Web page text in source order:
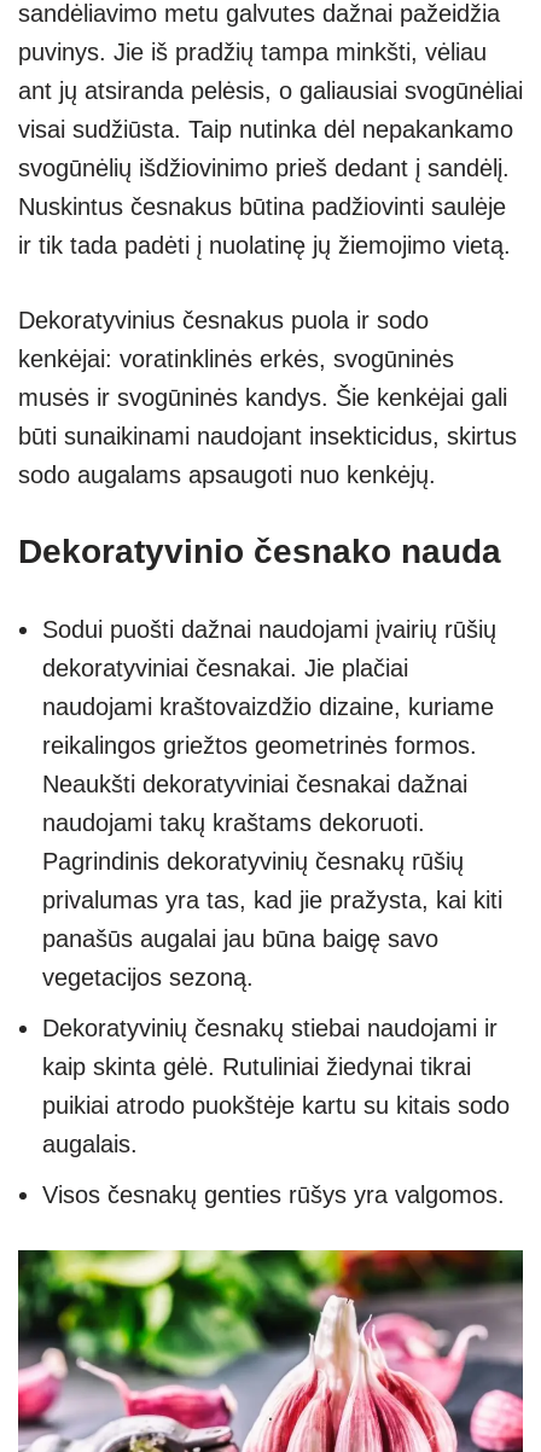
sandėliavimo metu galvutes dažnai pažeidžia
puvinys. Jie iš pradžių tampa minkšti, vėliau
ant jų atsiranda pelėsis, o galiausiai svogūnėliai
visai sudžiūsta. Taip nutinka dėl nepakankamo
svogūnėlių išdžiovinimo prieš dedant į sandėlį.
Nuskintus česnakus būtina padžiovinti saulėje
ir tik tada padėti į nuolatinę jų žiemojimo vietą.
Dekoratyvinius česnakus puola ir sodo
kenkėjai: voratinklinės erkės, svogūninės
musės ir svogūninės kandys. Šie kenkėjai gali
būti sunaikinami naudojant insekticidus, skirtus
sodo augalams apsaugoti nuo kenkėjų.
Dekoratyvinio česnako nauda
Sodui puošti dažnai naudojami įvairių rūšių
dekoratyviniai česnakai. Jie plačiai
naudojami kraštovaizdžio dizaine, kuriame
reikalingos griežtos geometrinės formos.
Neaukšti dekoratyviniai česnakai dažnai
naudojami takų kraštams dekoruoti.
Pagrindinis dekoratyvinių česnakų rūšių
privalumas yra tas, kad jie pražysta, kai kiti
panašūs augalai jau būna baigę savo
vegetacijos sezoną.
Dekoratyvinių česnakų stiebai naudojami ir
kaip skinta gėlė. Rutuliniai žiedynai tikrai
puikiai atrodo puokštėje kartu su kitais sodo
augalais.
Visos česnakų genties rūšys yra valgomos.